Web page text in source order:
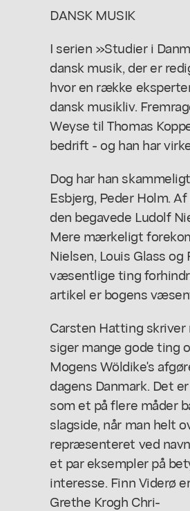
DANSK MUSIK
I serien »Studier i
dansk musik, der er
hvor en række
dansk musikliv.
Weyse til Thomas
bedrift - og han har
Dog har han
Esbjerg, Peder Holm.
den begavede Ludolf
Mere mærkeligt
Nielsen, Louis Glass
væsentlige ting
artikel er bogens
Carsten Hatting
siger mange gode ting
Mogens Wöldike's
dagens Danmark. Det
som et på flere måder
slagside, når man helt
repræsenteret ved
et par eksempler på
interesse. Finn Viderø
Grethe Krogh Chri-